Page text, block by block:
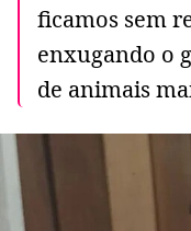
ficamos sem
enxugando o
de animais